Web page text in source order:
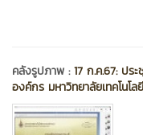
คลังรูปภาพ :17 ก.ค.67: ปร
องค์กร มหาวิทยาลัยเทคโนโ